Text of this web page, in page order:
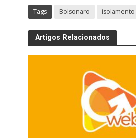
Tags Bolsonaro isolamento
Artigos Relacionados